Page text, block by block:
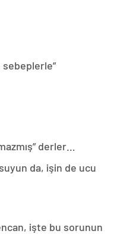
sebeplerle”
derler…
da, işin de ucu
işte bu sorunun